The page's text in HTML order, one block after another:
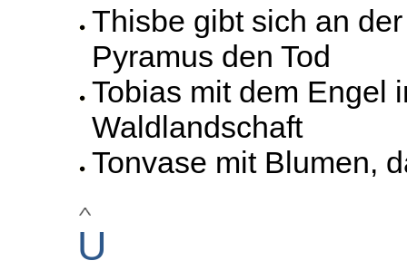
Thisbe gibt sich an
Pyramus den Tod
Tobias mit dem Engel
Waldlandschaft
Tonvase mit Blumen,
U